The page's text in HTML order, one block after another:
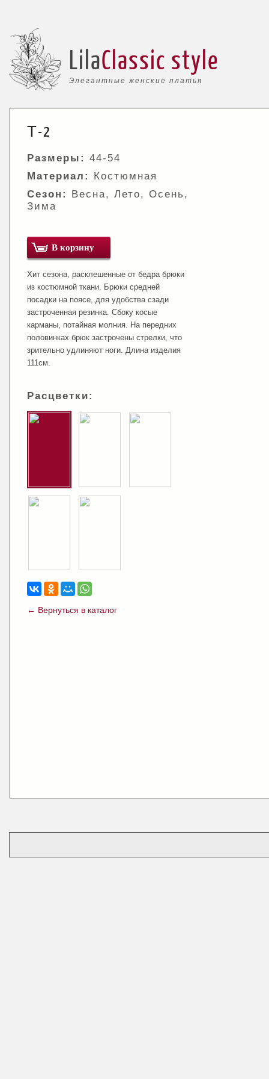
Элегантные женские платья
LilaClassic style
Т-2
Размеры: 44-54
Материал:
Костюмная
Сезон:
Весна, Лето, Осень,
Зима
В корзину
Хит сезона, расклешенные от бедра брюки
из костюмной ткани. Брюки средней
посадки на поясе, для удобства сзади
застроченная резинка. Сбоку косые
карманы, потайная молния. На передних
половинках брюк застрочены стрелки, что
зрительно удлиняют ноги. Длина изделия
111см.
Расцветки:
← Вернуться в каталог